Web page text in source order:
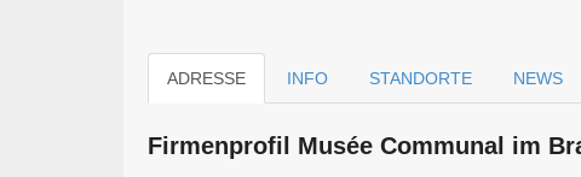
ADRESSE INFO STANDORTE NEWS
Firmen­profil Musée Communal im